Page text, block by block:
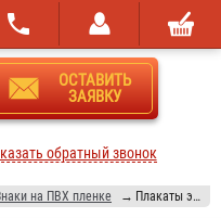
ОСТАВИТЬ
ЗАЯВКУ
обратный звонок
на ПВХ пленке → Плакаты электробезопасности